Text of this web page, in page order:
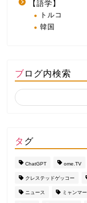
【語学】
トルコ
韓国
ブログ内検索
タグ
ChatGPT ome.TV
クレステッドゲッコー
ニュース ミャンマー